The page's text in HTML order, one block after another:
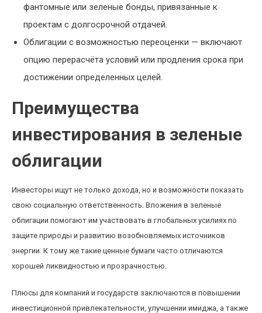
фантомные или зеленые бонды, привязанные к
проектам с долгосрочной отдачей.
Облигации с возможностью переоценки — включают
опцию перерасчёта условий или продления срока при
достижении определенных целей.
Преимущества
инвестирования в зеленые
облигации
Инвесторы ищут не только дохода, но и возможности показать
свою социальную ответственность. Вложения в зеленые
облигации помогают им участвовать в глобальных усилиях по
защите природы и развитию возобновляемых источников
энергии. К тому же такие ценные бумаги часто отличаются
хорошей ликвидностью и прозрачностью.
Плюсы для компаний и государств заключаются в повышении
инвестиционной привлекательности, улучшении имиджа, а также